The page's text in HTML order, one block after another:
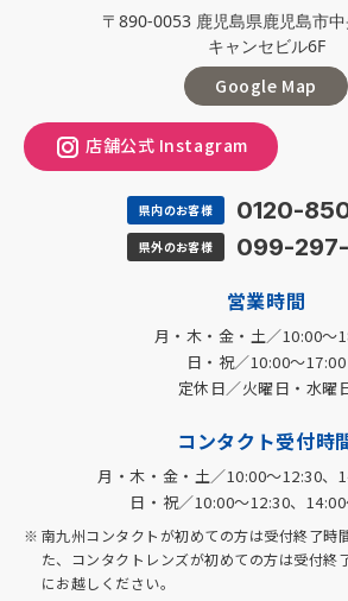
〒890-0053 鹿児島県鹿児島市
キャンセビル6F
Google Map
店舗公式 Instagram
県内のお客様 0120-
県外のお客様
099-
営業時間
月・木・金・土／10:00～
日・祝／10:00～17:00
定休日／火曜日・水曜
コンタクト受付時
月・木・金・土／10:00～12:30、
日・祝／10:00～12:30、
南九州コンタクトが初めての方は受付終了時
た、コンタクトレンズが初めての方は受付終
にお越しください。